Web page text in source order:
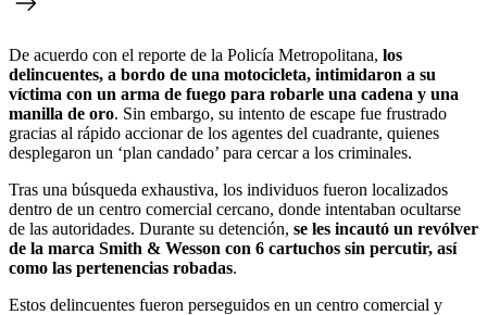
De acuerdo con el reporte de la Policía Metropolitana, los
delincuentes, a bordo de una motocicleta, intimidaron a su
víctima con un arma de fuego para robarle una cadena y una
manilla de oro. Sin embargo, su intento de escape fue frustrado
gracias al rápido accionar de los agentes del cuadrante, quienes
desplegaron un ‘plan candado’ para cercar a los criminales.
Tras una búsqueda exhaustiva, los individuos fueron localizados
dentro de un centro comercial cercano, donde intentaban ocultarse
de las autoridades. Durante su detención, se les incautó un revólver
de la marca Smith & Wesson con 6 cartuchos sin percutir, así
como las pertenencias robadas.
Estos delincuentes fueron perseguidos en un centro comercial y